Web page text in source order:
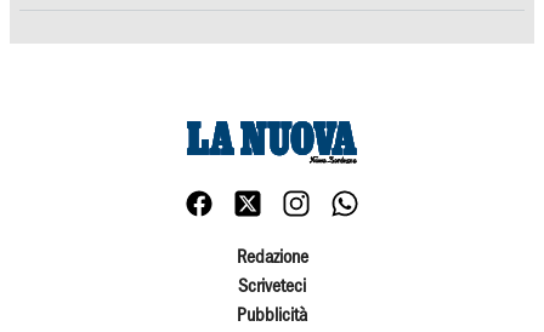
Redazione
Scriveteci
Pubblicità